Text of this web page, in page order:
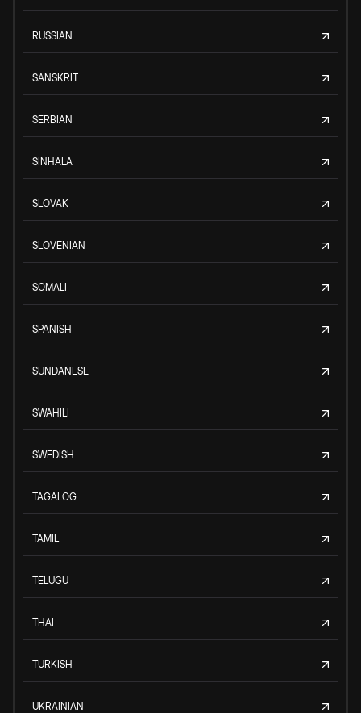
RUSSIAN
SANSKRIT
SERBIAN
SINHALA
SLOVAK
SLOVENIAN
SOMALI
SPANISH
SUNDANESE
SWAHILI
SWEDISH
TAGALOG
TAMIL
TELUGU
THAI
TURKISH
UKRAINIAN